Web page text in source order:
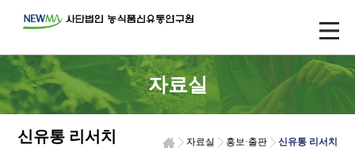
자료실
신유통 리서치 자료실 홍보·출판 신유통 리서치